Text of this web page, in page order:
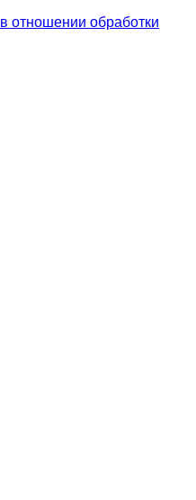
отношении обработки